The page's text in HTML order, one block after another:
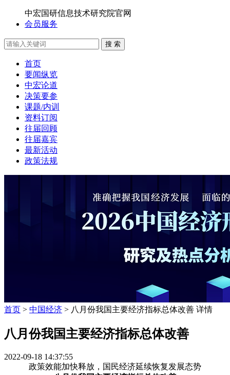
中宏国研信息技术研究院官网
会员服务
搜 索
首页
要闻纵览
中宏论道
决策要参
课题/内训
资料订阅
往届回顾
往届嘉宾
最新活动
政策法规
首页 > 中国经济 > 八月份我国主要经济指标总体改善 详情
八月份我国主要经济指标总体改善
2022-09-18 14:37:55
政策效能加快释放，国民经济延续恢复发展态势